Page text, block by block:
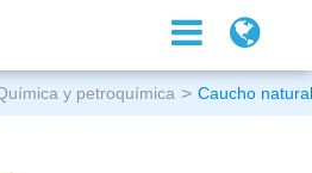
y petroquímica Caucho natural